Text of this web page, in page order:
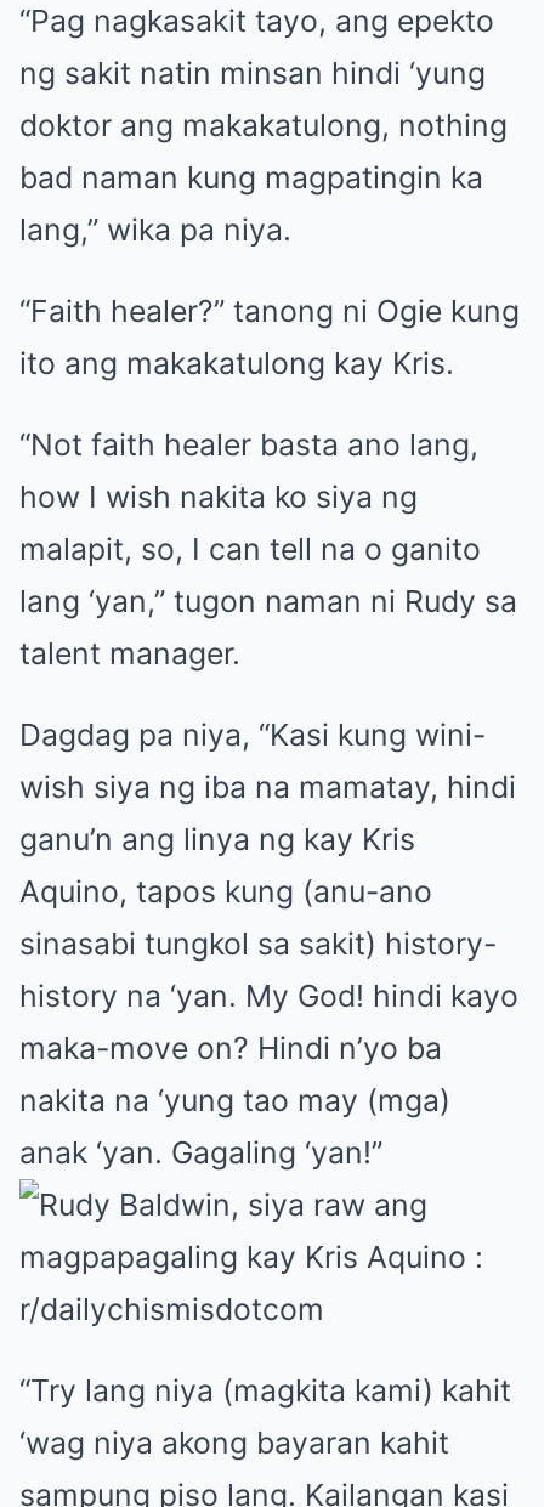
“Pag nagkasakit tayo, ang epekto
ng sakit natin minsan hindi ‘yung
doktor ang makakatulong, nothing
bad naman kung magpatingin ka
lang,” wika pa niya.
“Faith healer?” tanong ni Ogie kung
ito ang makakatulong kay Kris.
“Not faith healer basta ano lang,
how I wish nakita ko siya ng
malapit, so, I can tell na o ganito
lang ‘yan,” tugon naman ni Rudy sa
talent manager.
Dagdag pa niya, “Kasi kung wini-
wish siya ng iba na mamatay, hindi
ganu’n ang linya ng kay Kris
Aquino, tapos kung (anu-ano
sinasabi tungkol sa sakit) history-
history na ‘yan. My God! hindi kayo
maka-move on? Hindi n’yo ba
nakita na ‘yung tao may (mga)
anak ‘yan. Gagaling ‘yan!”
“Try lang niya (magkita kami) kahit
‘wag niya akong bayaran kahit
sampung piso lang. Kailangan kasi